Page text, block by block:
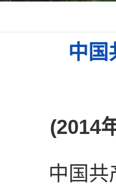
中国
(2014
中国共